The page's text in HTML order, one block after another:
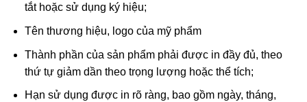
tắt hoặc sử dụng ký hiệu;
Tên thương hiệu, logo của mỹ phẩm
Thành phần của sản phẩm phải được in đầy đủ, theo
thứ tự giảm dần theo trọng lượng hoặc thể tích;
Hạn sử dụng được in rõ ràng, bao gồm ngày, tháng,